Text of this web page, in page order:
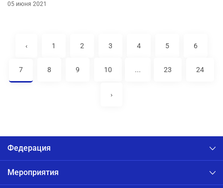
05 июня 2021
‹ 1 2 3 4 5 6
7 8 9 10 ... 23 24
›
Федерация
Мероприятия